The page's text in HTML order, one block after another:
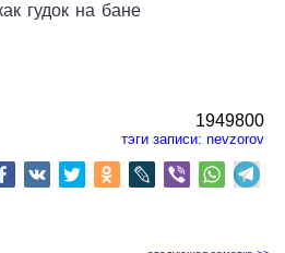
гудок на бане
1949800
тэги записи: nevzorov